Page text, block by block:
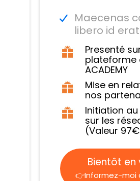
Maecenas
libero id erat
Presenté
plateforme
ACADEMY
Mise en
nos
Initiation
sur les
(Valeur
Bientôt en
👉Informez-moi